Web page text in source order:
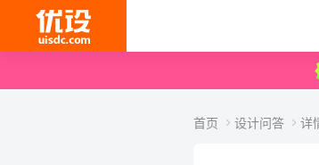
首页 设计问答 详